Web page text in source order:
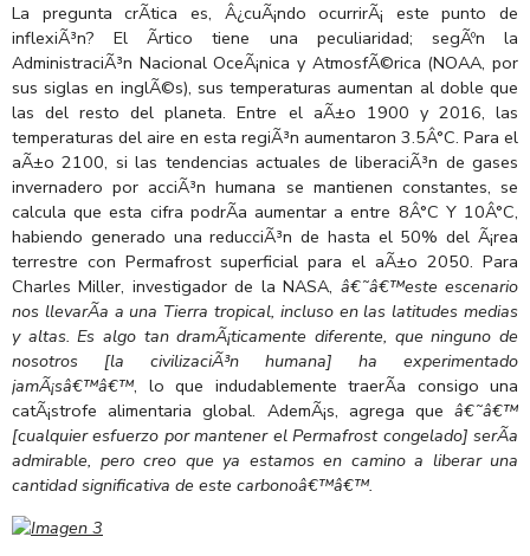
La pregunta crÃ­tica es, Â¿cuÃ¡ndo ocurrirÃ¡ este punto de
inflexiÃ³n? El Ãrtico tiene una peculiaridad; segÃºn la
AdministraciÃ³n Nacional OceÃ¡nica y AtmosfÃ©rica (NOAA, por
sus siglas en inglÃ©s), sus temperaturas aumentan al doble que
las del resto del planeta. Entre el aÃ±o 1900 y 2016, las
temperaturas del aire en esta regiÃ³n aumentaron 3.5Â°C. Para el
aÃ±o 2100, si las tendencias actuales de liberaciÃ³n de gases
invernadero por acciÃ³n humana se mantienen constantes, se
calcula que esta cifra podrÃ­a aumentar a entre 8Â°C Y 10Â°C,
habiendo generado una reducciÃ³n de hasta el 50% del Ã¡rea
terrestre con Permafrost superficial para el aÃ±o 2050. Para
Charles Miller, investigador de la NASA, â€˜â€™este escenario
nos llevarÃ­a a una Tierra tropical, incluso en las latitudes medias
y altas. Es algo tan dramÃ¡ticamente diferente, que ninguno de
nosotros [la civilizaciÃ³n humana] ha experimentado
jamÃ¡sâ€™â€™, lo que indudablemente traerÃ­a consigo una
catÃ¡strofe alimentaria global. AdemÃ¡s, agrega que â€˜â€™
[cualquier esfuerzo por mantener el Permafrost congelado] serÃ­a
admirable, pero creo que ya estamos en camino a liberar una
cantidad significativa de este carbonoâ€™â€™.